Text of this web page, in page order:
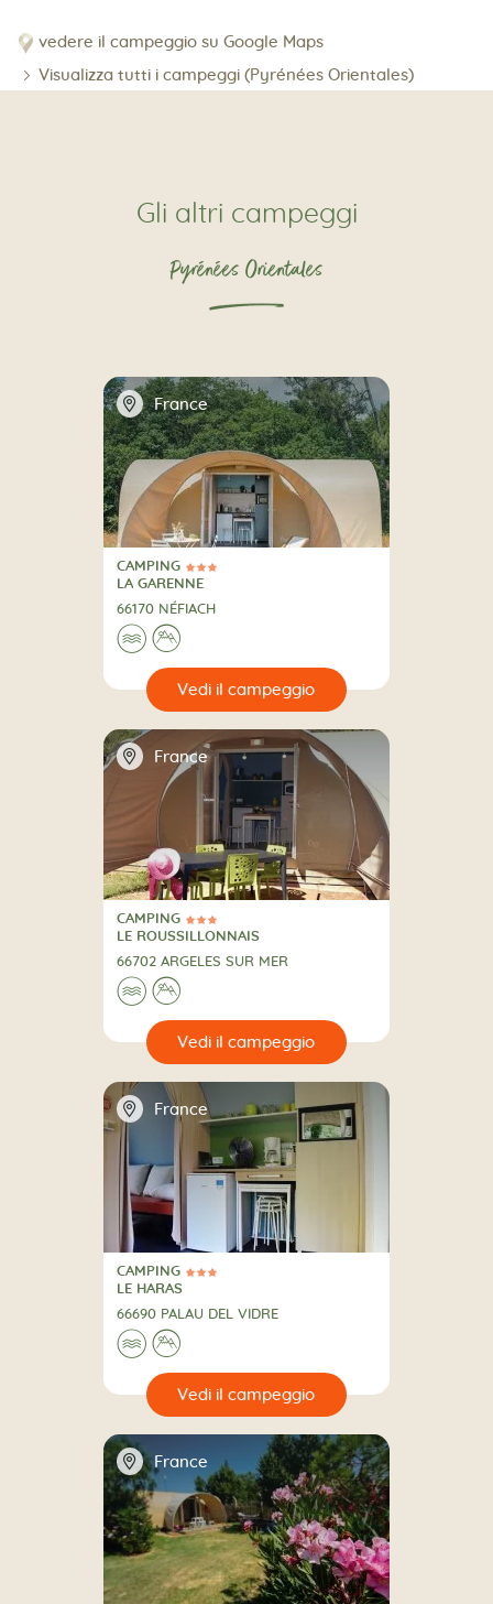
vedere il campeggio su Google Maps
Visualizza tutti i campeggi (Pyrénées Orientales)
Gli altri campeggi
Pyrénées Orientales
📍 France
3 Stelle
CAMPING
CAMPING
LA GARENNE
66170 NÉFIACH
🌊⛰
📍 France
3 Stelle
CAMPING
CAMPING
LE ROUSSILLONNAIS
66702 ARGELES SUR MER
🌊⛰
📍 France
3 Stelle
CAMPING
CAMPING
LE HARAS
66690 PALAU DEL VIDRE
🌊⛰
📍 France